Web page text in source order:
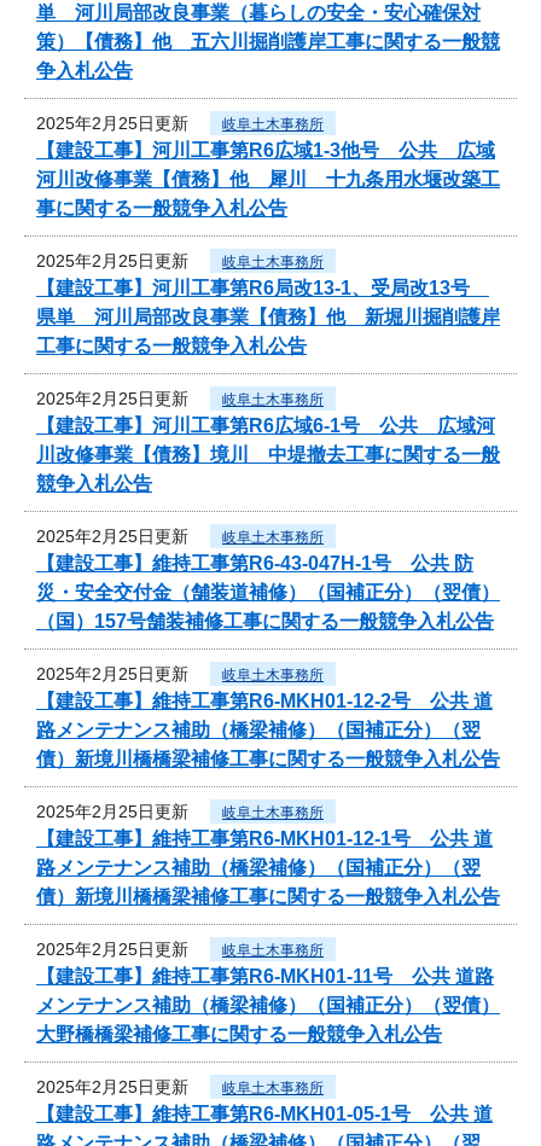
単 河川局部改良事業（暮らしの安全・安心確保対
策）【債務】他 五六川掘削護岸工事に関する一般競
争入札公告
2025年2月25日更新 岐阜土木事務所
【建設工事】河川工事第R6広域1-3他号 公共 広域
河川改修事業【債務】他 犀川 十九条用水堰改築工
事に関する一般競争入札公告
2025年2月25日更新 岐阜土木事務所
【建設工事】河川工事第R6局改13-1、受局改13号
県単 河川局部改良事業【債務】他 新堀川掘削護岸
工事に関する一般競争入札公告
2025年2月25日更新 岐阜土木事務所
【建設工事】河川工事第R6広域6-1号 公共 広域河
川改修事業【債務】境川 中堤撤去工事に関する一般
競争入札公告
2025年2月25日更新 岐阜土木事務所
【建設工事】維持工事第R6-43-047H-1号 公共 防
災・安全交付金（舗装道補修）（国補正分）（翌債）
（国）157号舗装補修工事に関する一般競争入札公告
2025年2月25日更新 岐阜土木事務所
【建設工事】維持工事第R6-MKH01-12-2号 公共 道
路メンテナンス補助（橋梁補修）（国補正分）（翌
債）新境川橋橋梁補修工事に関する一般競争入札公告
2025年2月25日更新 岐阜土木事務所
【建設工事】維持工事第R6-MKH01-12-1号 公共 道
路メンテナンス補助（橋梁補修）（国補正分）（翌
債）新境川橋橋梁補修工事に関する一般競争入札公告
2025年2月25日更新 岐阜土木事務所
【建設工事】維持工事第R6-MKH01-11号 公共 道路
メンテナンス補助（橋梁補修）（国補正分）（翌債）
大野橋橋梁補修工事に関する一般競争入札公告
2025年2月25日更新 岐阜土木事務所
【建設工事】維持工事第R6-MKH01-05-1号 公共 道